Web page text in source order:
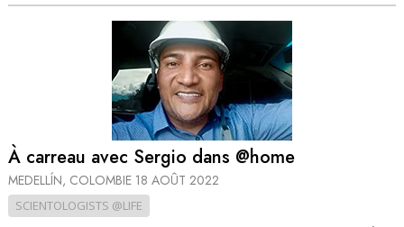
À carreau avec Sergio dans @home
MEDELLÍN, COLOMBIE 18 AOÛT 2022
SCIENTOLOGISTS @LIFE